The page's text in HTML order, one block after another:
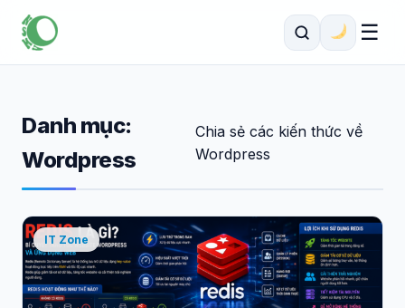
☰
Danh mục:
Wordpress
Chia sẻ các kiến thức về
Wordpress
IT Zone